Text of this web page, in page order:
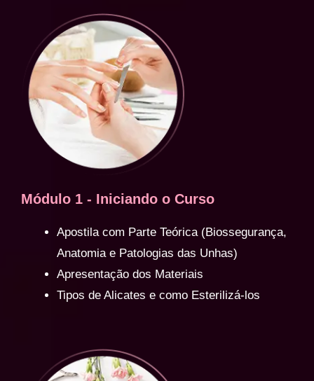
Módulo 1 - Iniciando o Curso
Apostila com Parte Teórica (Biossegurança,
Anatomia e Patologias das Unhas)
Apresentação dos Materiais
Tipos de Alicates e como Esterilizá-los